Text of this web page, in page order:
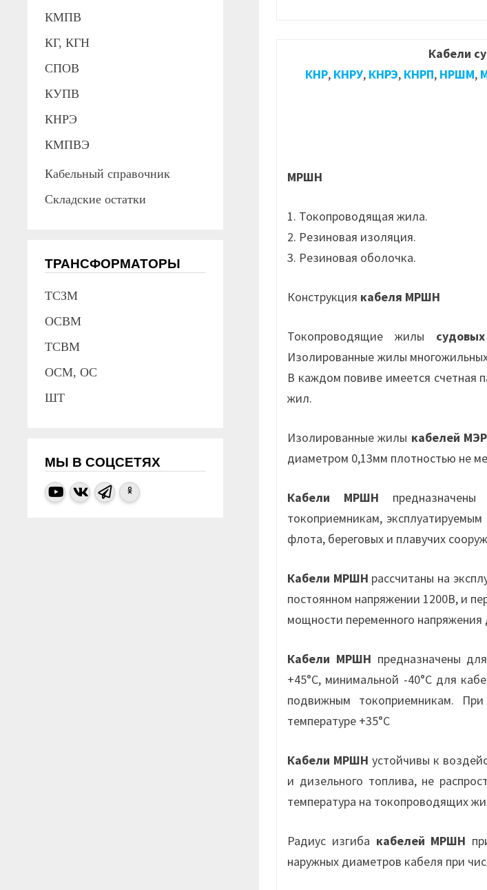
Кабели
КНР, КНРУ, КНРЭ, КНРП, НРШМ,
МРШН
1. Токопроводящая жила.
2. Резиновая изоляция.
3. Резиновая оболочка.
Конструкция кабеля МРШН
Токопроводящие жилы
Изолированные жилы
В каждом повиве имеется счетная
жил.
Изолированные жилы кабелей
диаметром 0,13мм плотностью не
Кабели МРШН
токоприемникам,
флота, береговых и плавучих
Кабели МРШН рассчитаны на
постоянном напряжении 1200В, и
мощности переменного
Кабели МРШН предназначены
+45°С, минимальной -40°С для
подвижным токоприемникам.
температуре +35°С
Кабели МРШН устойчивы к
и дизельного топлива, не
температура на токопроводящих
Радиус изгиба кабелей МРШН
наружных диаметров кабеля при
КМПВ
КГ, КГН
СПОВ
КУПВ
КНРЭ
КМПВЭ
Кабельный справочник
Складские остатки
ТРАНСФОРМАТОРЫ
ТСЗМ
ОСВМ
ТСВМ
ОСМ, ОС
ШТ
МЫ В СОЦСЕТЯХ